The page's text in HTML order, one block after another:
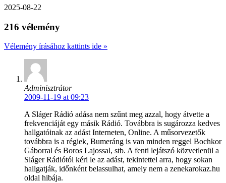
2025-08-22
216 vélemény
Vélemény írásához kattints ide »
Adminisztrátor
2009-11-19 at 09:23
A Sláger Rádió adása nem szűnt meg azzal, hogy átvette a
frekvenciáját egy másik Rádió. Továbbra is sugározza kedves
hallgatóinak az adást Interneten, Online. A műsorvezetők
továbbra is a régiek, Bumeráng is van minden reggel Bochkor
Gáborral és Boros Lajossal, stb. A fenti lejátszó közvetlenül a
Sláger Rádiótól kéri le az adást, tekintettel arra, hogy sokan
hallgatják, időnként belassulhat, amely nem a zenekarokaz.hu
oldal hibája.